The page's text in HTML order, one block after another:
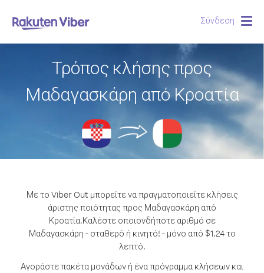
Σύνδεση
Τρόπος κλήσης προς
Μαδαγασκάρη από Κροατία
Με το Viber Out μπορείτε να πραγματοποιείτε κλήσεις
άριστης ποιότητας προς Μαδαγασκάρη από
Κροατία.Καλέστε οποιονδήποτε αριθμό σε
Μαδαγασκάρη - σταθερό ή κινητό! - μόνο από $1.24 το
λεπτό.
Αγοράστε πακέτα μονάδων ή ένα πρόγραμμα κλήσεων και